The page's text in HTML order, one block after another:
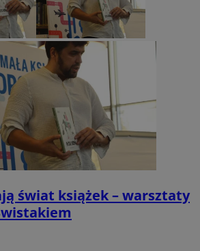
świat książek – warsztaty